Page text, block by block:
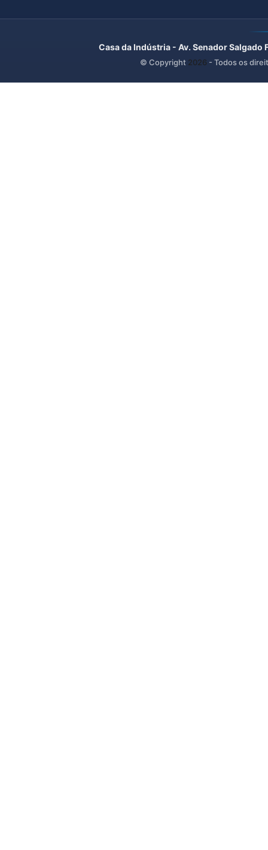
Casa da Indústria - Av. Senador
© Copyright 2026 - Todos os